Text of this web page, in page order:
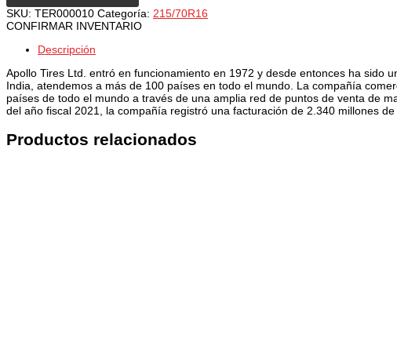
SKU: TER000010 Categoría: 215/70R16
CONFIRMAR INVENTARIO
Descripción
Apollo Tires Ltd. entró en funcionamiento en 1972 y desde entonces ha sido
India, atendemos a más de 100 países en todo el mundo. La compañía
países de todo el mundo a través de una amplia red de puntos de venta de
del año fiscal 2021, la compañía registró una facturación de 2.340 millones
Productos relacionados